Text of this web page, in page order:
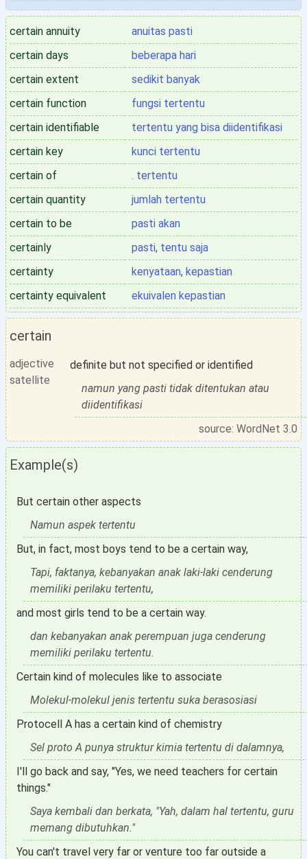
certain annuity
anuitas pasti
certain days
beberapa hari
certain extent
sedikit banyak
certain function
fungsi tertentu
certain identifiable
tertentu yang bisa diidentifikasi
certain key
kunci tertentu
certain of
. tertentu
certain quantity
jumlah tertentu
certain to be
pasti akan
certainly
pasti, tentu saja
certainty
kenyataan, kepastian
certainty equivalent
ekuivalen kepastian
certain
adjective
satellite
definite but not specified or identified
namun yang pasti tidak ditentukan atau
diidentifikasi
source: WordNet 3.0
Example(s)
But certain other aspects
Namun aspek tertentu
But, in fact, most boys tend to be a certain way,
Tapi, faktanya, kebanyakan anak laki-laki cenderung
memiliki perilaku tertentu,
and most girls tend to be a certain way.
dan kebanyakan anak perempuan juga cenderung
memiliki perilaku tertentu.
Certain kind of molecules like to associate
Molekul-molekul jenis tertentu suka berasosiasi
Protocell A has a certain kind of chemistry
Sel proto A punya struktur kimia tertentu di dalamnya,
I'll go back and say, "Yes, we need teachers for certain
things."
Saya kembali dan berkata, "Yah, dalam hal tertentu, guru
memang dibutuhkan."
You can't travel very far or venture too far outside a